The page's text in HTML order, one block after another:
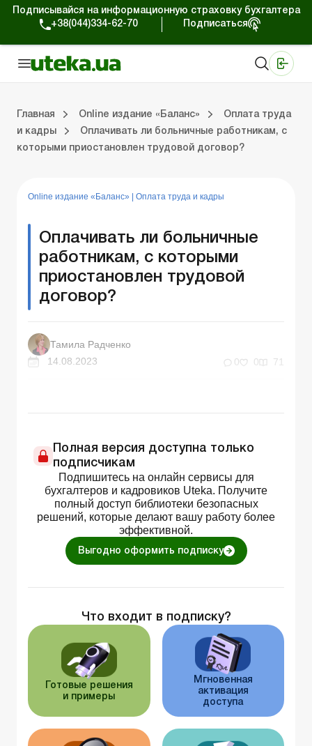
Подписывайся на информационную страховку бухгалтера
+38(044)334-62-70
Подписаться
Главная Online издание «Баланс»
Оплата труда
и кадры
Оплачивать ли больничные работникам, с
которыми приостановлен трудовой договор?
Online издание «Баланс» Оплата труда и кадры
Оплачивать ли больничные
работникам, с которыми
приостановлен трудовой
договор?
Тамила Радченко
14.08.2023
0 0 71
Полная версия доступна только
подписчикам
Подпишитесь на онлайн сервисы для
бухгалтеров и кадровиков Uteka. Получите
полный доступ библиотеки безопасных
решений, которые делают вашу работу более
эффективной.
Выгодно оформить подписку
Что входит в подписку?
Готовые решения
и примеры
Мгновенная
активация
доступа